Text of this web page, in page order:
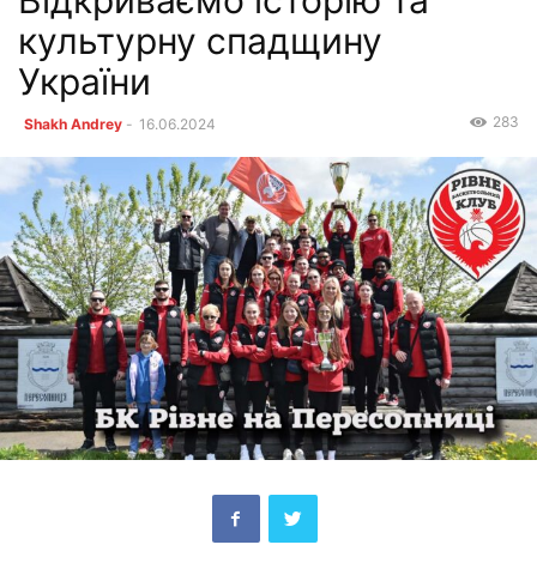
культурну спадщину
України
Shakh Andrey - 16.06.2024 283